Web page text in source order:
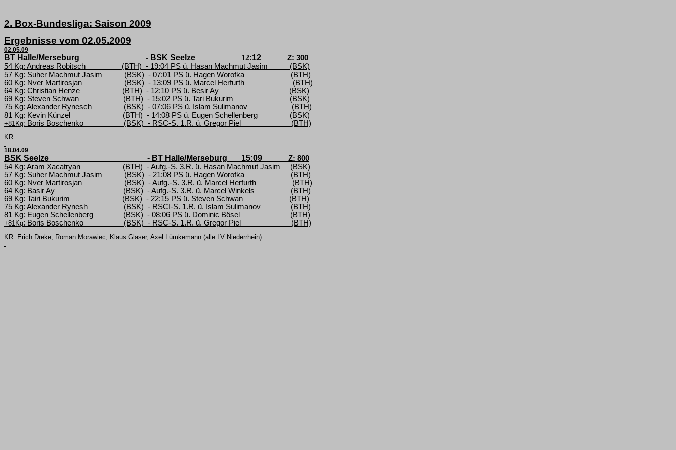
2. Box-Bundesliga: Saison 2009
Ergebnisse vom 02.05.2009
02.05.09
BT Halle/Merseburg - BSK Seelze 12:12
Z: 300
54 Kg: Andreas Robitsch
(BTH) - 19:04 PS ü. Hasan Machmut Jasim
(BSK)
57 Kg: Suher Machmut Jasim
(BSK) - 07:01 PS ü. Hagen Worofka
(BTH)
60 Kg: Nver Martirosjan
(BSK) - 13:09 PS ü. Marcel Herfurth
(BTH)
64 Kg: Christian Henze
(BTH) - 12:10 PS ü. Besir Ay
(BSK)
69 Kg: Steven Schwan
(BTH) - 15:02 PS ü. Tari Bukurim
(BSK)
75 Kg: Alexander Rynesch
(BSK) - 07:06 PS ü. Islam Sulimanov
(BTH)
81 Kg: Kevin Künzel
(BTH) - 14:08 PS ü. Eugen Schellenberg (BSK)
+81Kg: Boris Boschenko (BSK) - RSC-S. 1.R. ü. Gregor Piel (BTH)
KR:
18.04.09
BSK Seelze - BT Halle/Merseburg 15:09
Z: 800
54 Kg: Aram Xacatryan
(BTH) - Aufg.-S. 3.R. ü. Hasan Machmut Jasim
(BSK)
57 Kg: Suher Machmut Jasim (BSK) - 21:08 PS ü. Hagen Worofka
(BTH)
60 Kg: Nver Martirosjan (BSK) - Aufg.-S. 3.R. ü. Marcel Herfurth
(BTH)
64 Kg: Basir Ay (BSK) - Aufg.-S. 3.R. ü. Marcel Winkels
(BTH)
69 Kg: Tairi Bukurim (BSK) - 22:15 PS ü. Steven Schwan
(BTH)
75 Kg: Alexander Rynesh (BSK) - RSCI-S. 1.R. ü. Islam Sulimanov
(BTH)
81 Kg: Eugen Schellenberg (BSK) - 08:06 PS ü. Dominic Bösel (BTH)
+81Kg: Boris Boschenko (BSK) - RSC-S. 1.R. ü. Gregor Piel (BTH)
KR: Erich Dreke, Roman Morawiec, Klaus Glaser, Axel Lümkemann (alle LV Niederrhein)